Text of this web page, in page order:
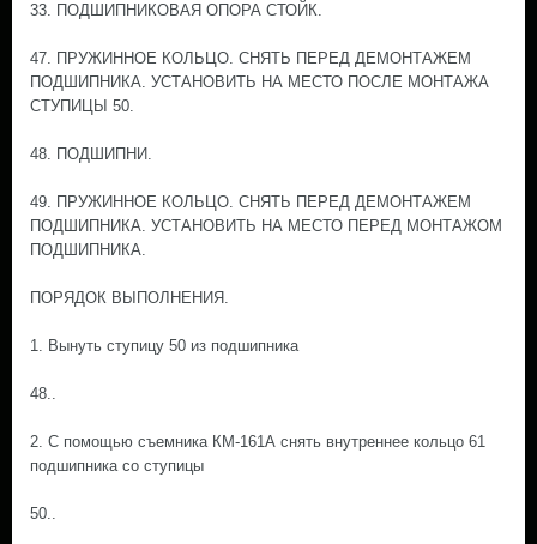
33. ПОДШИПНИКОВАЯ ОПОРА СТОЙК.
47. ПРУЖИННОЕ КОЛЬЦО. СНЯТЬ ПЕРЕД ДЕМОНТАЖЕМ
ПОДШИПНИКА. УСТАНОВИТЬ НА МЕСТО ПОСЛЕ МОНТАЖА
СТУПИЦЫ 50.
48. ПОДШИПНИ.
49. ПРУЖИННОЕ КОЛЬЦО. СНЯТЬ ПЕРЕД ДЕМОНТАЖЕМ
ПОДШИПНИКА. УСТАНОВИТЬ НА МЕСТО ПЕРЕД МОНТАЖОМ
ПОДШИПНИКА.
ПОРЯДОК ВЫПОЛНЕНИЯ.
1. Вынуть ступицу 50 из подшипника
48..
2. С помощью съемника КМ-161А снять внутреннее кольцо 61
подшипника со ступицы
50..